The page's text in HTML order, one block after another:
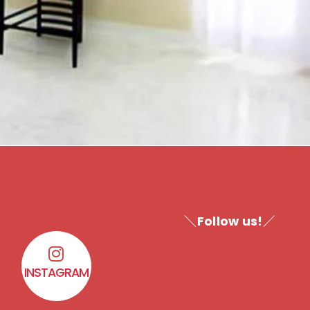
＼Follow us!／
INSTAGRAM